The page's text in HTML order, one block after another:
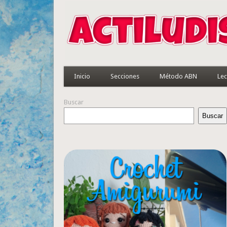
Inicio Secciones Método ABN
Buscar
Buscar